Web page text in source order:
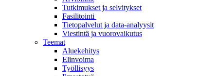
Tutkimukset ja selvitykset
Fasilitointi
Tietopalvelut ja data-analyysit
Viestintä ja vuorovaikutus
Teemat
Aluekehitys
Elinvoima
Työllisyys